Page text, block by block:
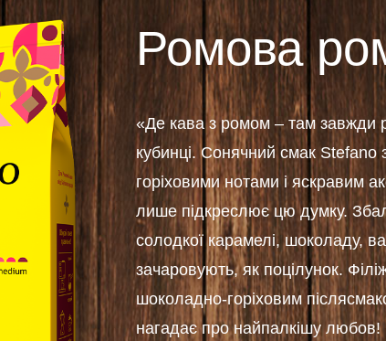
Ромова
«Де кава з ромом – там завжди
кубинці. Сонячний смак Stefano
горіховими нотами і яскравим
лише підкреслює цю думку.
солодкої карамелі, шоколаду,
зачаровують, як поцілунок.
шоколадно-горіховим
нагадає про найпалкішу любов!